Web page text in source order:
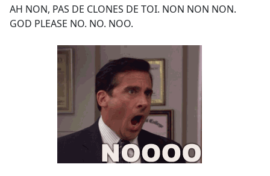
AH NON, PAS DE CLONES DE TOI. NON NON NON.
GOD PLEASE NO. NO. NOO.